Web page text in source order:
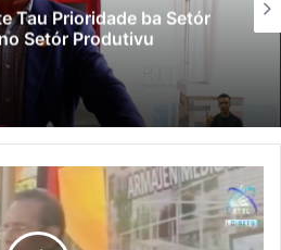
Tau Prioridade ba Setór
Setór Produtivu